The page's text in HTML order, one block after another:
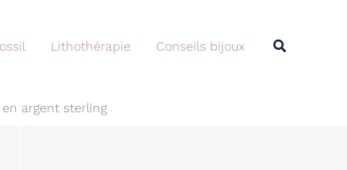
Lithothérapie Conseils bijoux
en argent sterling